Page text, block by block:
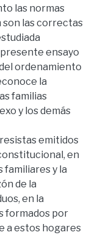
las normas
son las correctas
ensayo
ordenamiento
la
familias
y los demás
emitidos
en
familiares y la
de la
en la
formados por
a estos hogares